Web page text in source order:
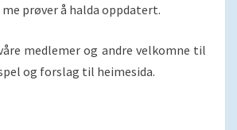
prøver å halda oppdatert.
medlemer og andre velkomne til
og forslag til heimesida.